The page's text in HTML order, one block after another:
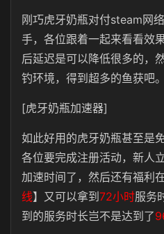
刚巧虎牙奶瓶对付steam网
手，各位跟着一起来看看效
后延迟是可以降低很多的，
钓环境，得到超多的鱼获吧。
[虎牙奶瓶加速器]
如此好用的虎牙奶瓶甚至是
各位要完成注册活动，新人
加速时间了，然后还有福利
线】又可以拿到 72小时服务
到的服务时长岂不是达到了